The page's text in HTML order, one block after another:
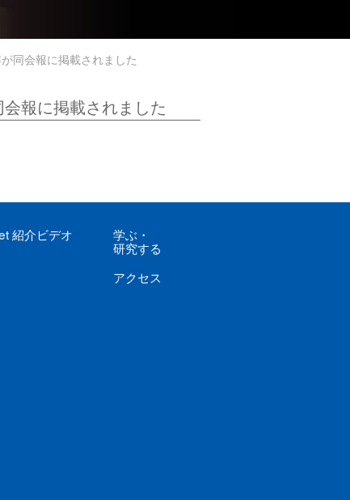
同会報に掲載されました
報に掲載されました
紹介ビデオ 学ぶ ・
研究する
アクセス